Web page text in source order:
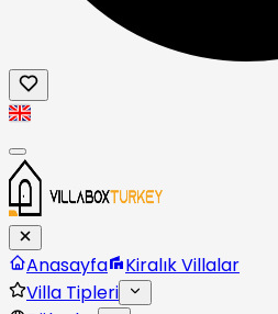
Anasayfa
Kiralık Villalar
Villa Tipleri